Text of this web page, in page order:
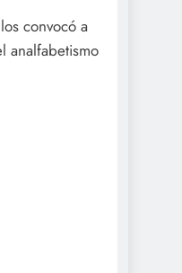
convocó a
analfabetismo